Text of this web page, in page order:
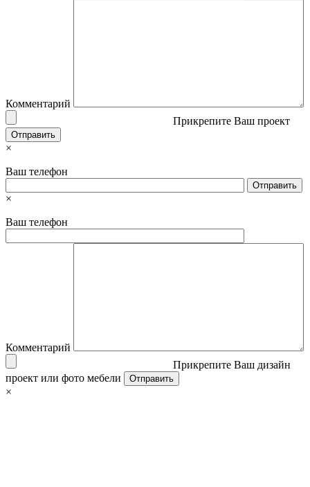
Комментарий
Прикрепите Ваш проект
×
Ваш телефон
×
Ваш телефон
Комментарий
Прикрепите Ваш дизайн
проект или фото мебели
×